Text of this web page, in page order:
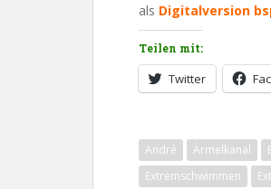
als Digitalversion
Teilen mit:
Twitter
André Ärmelkanal
Extremschwimmen